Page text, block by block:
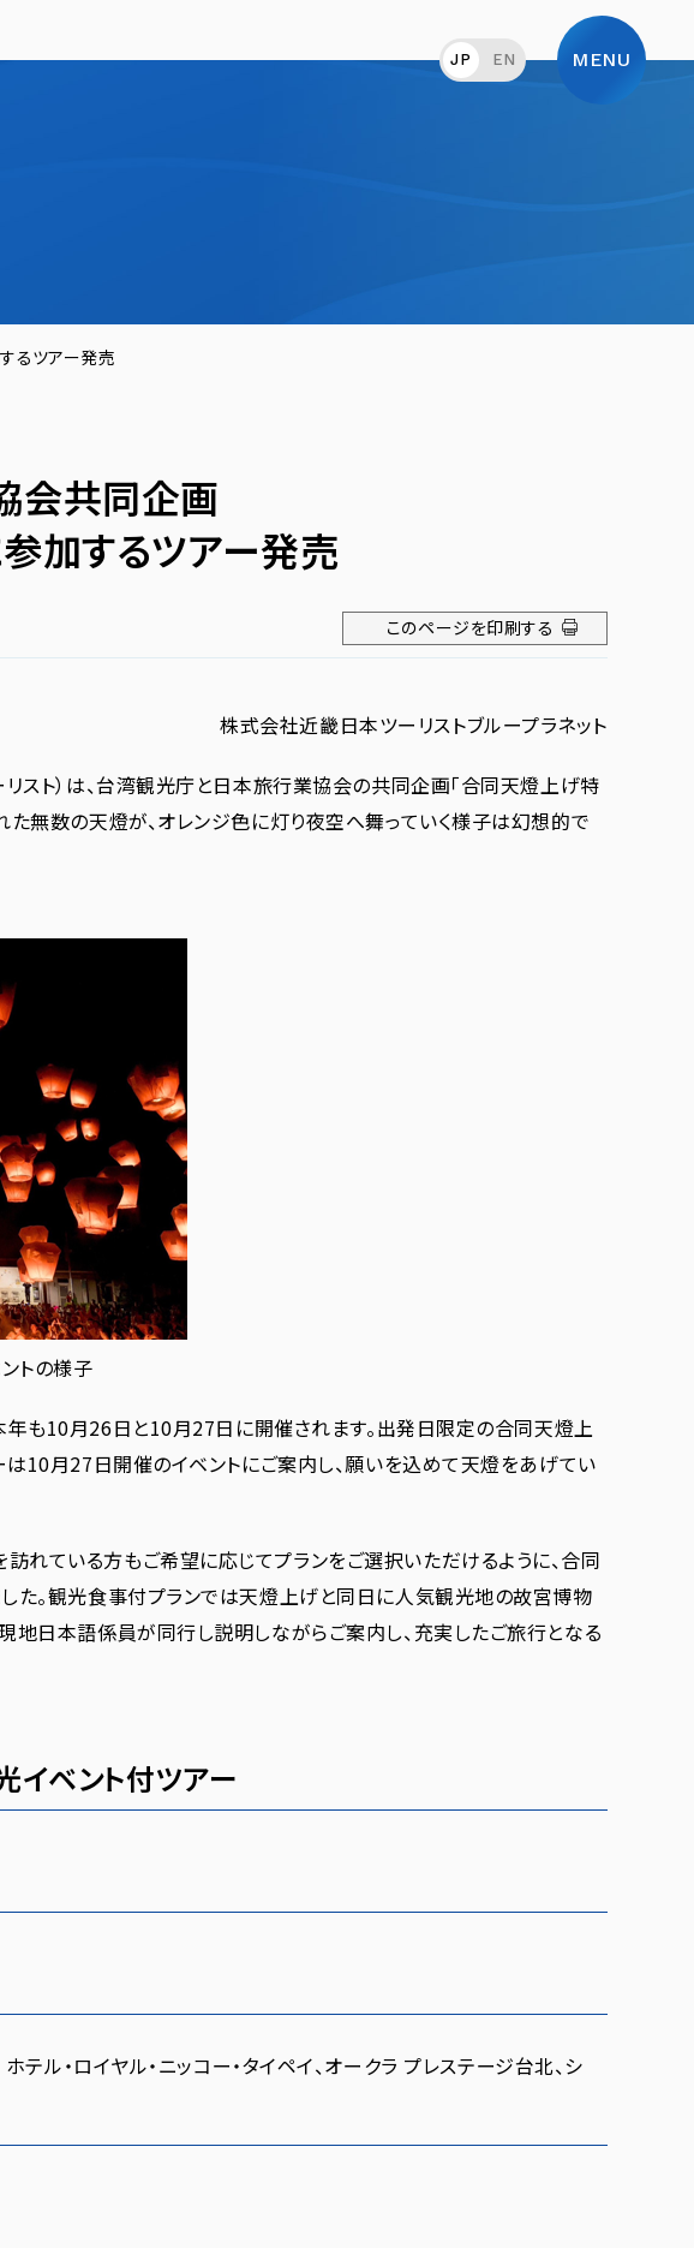
JP EN MENU
るツアー発売
会共同企画
加するツアー発売
このページを印刷する
株式会社近畿日本ツーリストブループラネット
スト）は、台湾観光庁と日本旅行業協会の共同企画「合同天燈上げ特
無数の天燈が、オレンジ色に灯り夜空へ舞っていく様子は幻想的で
トの様子
も10月26日と10月27日に開催されます。出発日限定の合同天燈上
10月27日開催のイベントにご案内し、願いを込めて天燈をあげてい
れている方もご希望に応じてプランをご選択いただけるように、合同
た。観光食事付プランでは天燈上げと同日に人気観光地の故宮博物
地日本語係員が同行し説明しながらご案内し、充実したご旅行となる
ベント付ツアー
ル・ロイヤル・ニッコー・タイペイ、オークラ プレステージ台北、シ